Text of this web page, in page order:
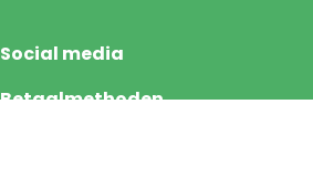
Social media
Betaalmethoden